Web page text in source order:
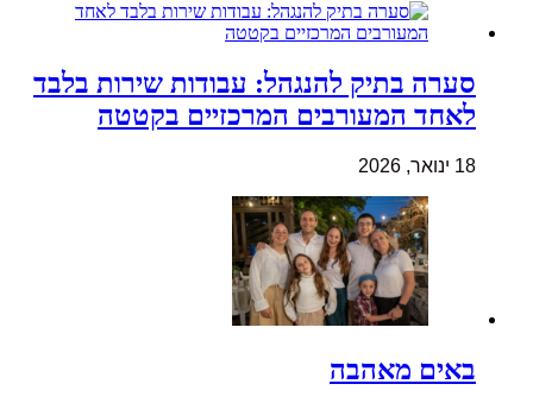
סערה בתיק להנגהל: עבודות שירות בלבד
לאחד המעורבים המרכזיים בקטטה
18 ינואר, 2026
באים מאהבה